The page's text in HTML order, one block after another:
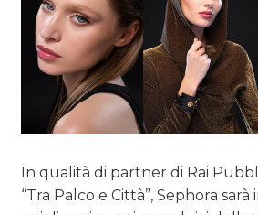
In qualità di partner di Rai
“Tra Palco e Città”, Sephora